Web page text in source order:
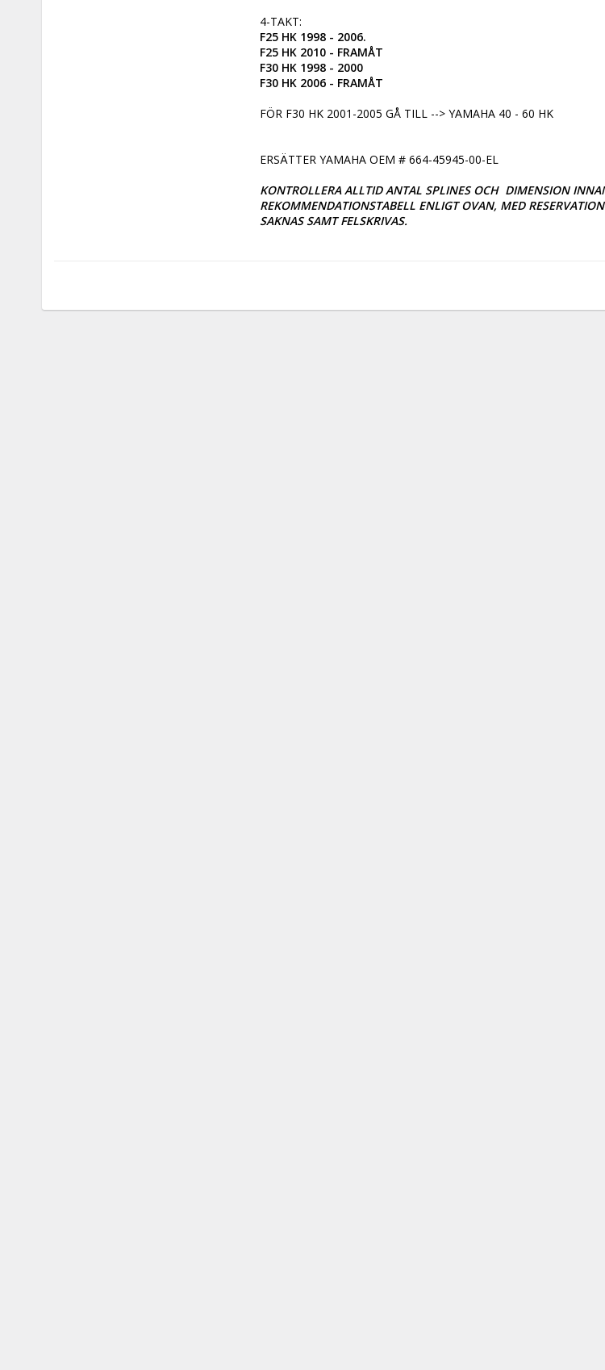
F25 HK 1998 - 2006.
F25 HK 2010 - FRAMÅT
F30 HK 1998 - 2000
F30 HK 2006 - FRAMÅT
FÖR F30 HK 2001-2005 GÅ TILL --> YAMAHA 40 - 60 HK
ERSÄTTER YAMAHA OEM # 664-45945-00-EL
KONTROLLERA ALLTID ANTAL SPLINES OCH  DIMENSION
REKOMMENDATIONSTABELL ENLIGT OVAN, MED
SAKNAS SAMT FELSKRIVAS.